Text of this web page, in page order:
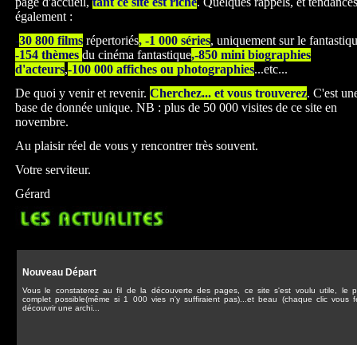
également :
-30 800 films répertoriés, -1 000 séries, uniquement sur le
-154 thèmes du cinéma fantastique,-850 mini biographies
d'acteurs,-100 000 affiches ou photographies...etc...
De quoi y venir et revenir. Cherchez... et vous trouverez. C'est
base de donnée unique. NB : plus de 50 000 visites de ce site en
novembre.
Au plaisir réel de vous y rencontrer très souvent.
Votre serviteur.
Gérard
Nouveau Départ
Vous le constaterez au fil de la découverte des pages, ce site s'est voulu utile, le
complet possible(même si 1 000 vies n'y suffiraient pas)...et beau (chaque clic vous
découvrir une archi...